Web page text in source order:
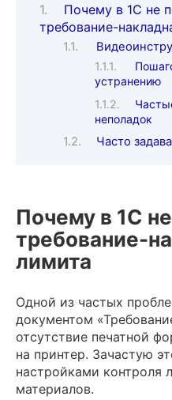
Почему в 1С не
требование-
устранению
неполадок
Часто
Почему в 1С
требование-
лимита
Одной из частых
документом
отсутствие печатной
на принтер. Зачастую
настройками контроля
материалов.